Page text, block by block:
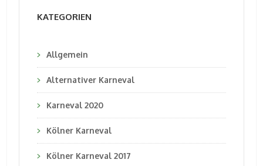
KATEGORIEN
Allgemein
Alternativer Karneval
Karneval 2020
Kölner Karneval
Kölner Karneval 2017